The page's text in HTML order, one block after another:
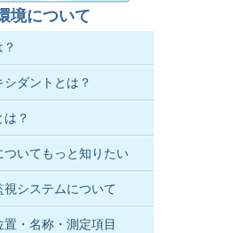
境について
ダントとは？
？
ついてもっと知りたい
視システムについて
置・名称・測定項目